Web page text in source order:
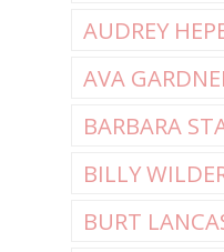
AUDREY
AVA
BARBARA
BILLY
BURT